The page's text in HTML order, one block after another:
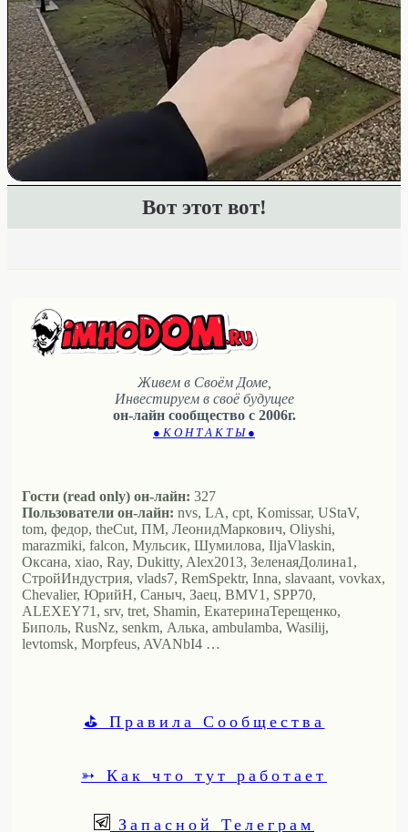
Вот этот вот!
Живем в Своём Доме,
Инвестируем в своё будущее
он-лайн сообщество с 2006г.
● К О Н Т А К Т Ы ●
Гости (read only) он-лайн: 327
Пользователи он-лайн: nvs, LA, cpt, Komissar, UStaV,
tom, федор, theCut, ПМ, ЛеонидМаркович, Oliyshi,
marazmiki, falcon, Мульсик, Шумилова, IljaVlaskin,
Оксана, xiao, Ray, Dukitty, Alex2013, ЗеленаяДолина1,
СтройИндустрия, vlads7, RemSpektr, Inna, slavaant, vovkax,
Chevalier, ЮрийН, Саныч, Заец, BMV1, SPP70,
ALEXEY71, srv, tret, Shamin, ЕкатеринаТерещенко,
Биполь, RusNz, senkm, Алька, ambulamba, Wasilij,
levtomsk, Morpfeus, AVANbI4 …
⛳ Правила Сообщества
➳ Как что тут работает
Запасной Телеграм